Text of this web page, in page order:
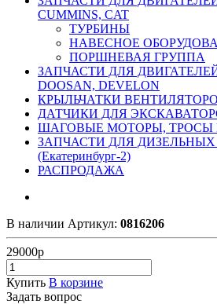
CUMMINS, CAT
ТУРБИНЫ
НАВЕСНОЕ
ПОРШНЕВАЯ ГРУППА
ЗАПЧАСТИ ДЛЯ
DOOSAN, DEVELON
КРЫЛЬЧАТКИ
ДАТЧИКИ ДЛЯ
ШАГОВЫЕ МОТОРЫ, ТРОСЫ
ЗАПЧАСТИ ДЛЯ ДИЗЕЛЬНЫХ
(Екатеринбург-2)
РАСПРОДАЖА
В наличии Артикул: 0816206
29000р
Купить В корзине
Задать вопрос